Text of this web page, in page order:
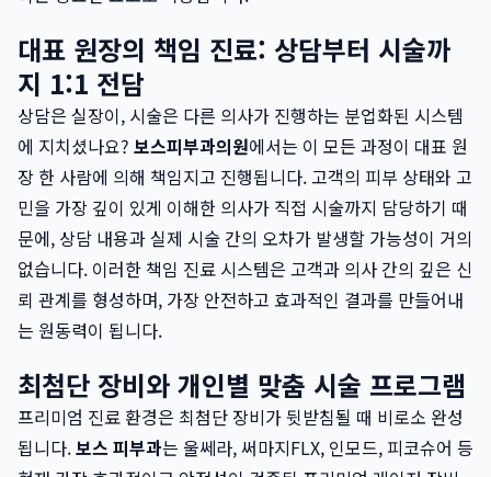
대표 원장의 책임 진료: 상담부터 시술까
지 1:1 전담
상담은 실장이, 시술은 다른 의사가 진행하는 분업화된 시스템
에 지치셨나요? 보스피부과의원에서는 이 모든 과정이 대표 원
장 한 사람에 의해 책임지고 진행됩니다. 고객의 피부 상태와 고
민을 가장 깊이 있게 이해한 의사가 직접 시술까지 담당하기 때
문에, 상담 내용과 실제 시술 간의 오차가 발생할 가능성이 거의
없습니다. 이러한 책임 진료 시스템은 고객과 의사 간의 깊은 신
뢰 관계를 형성하며, 가장 안전하고 효과적인 결과를 만들어내
는 원동력이 됩니다.
최첨단 장비와 개인별 맞춤 시술 프로그램
프리미엄 진료 환경은 최첨단 장비가 뒷받침될 때 비로소 완성
됩니다.보스 피부과는 울쎄라, 써마지FLX, 인모드, 피코슈어 등